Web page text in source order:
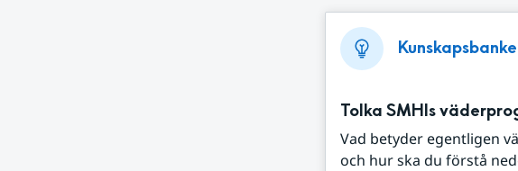
Tolka SMHIs
Vad betyder egentligen
och hur ska du förstå